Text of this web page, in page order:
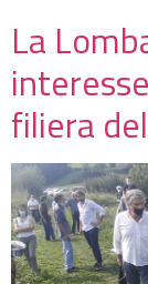
La
filiera